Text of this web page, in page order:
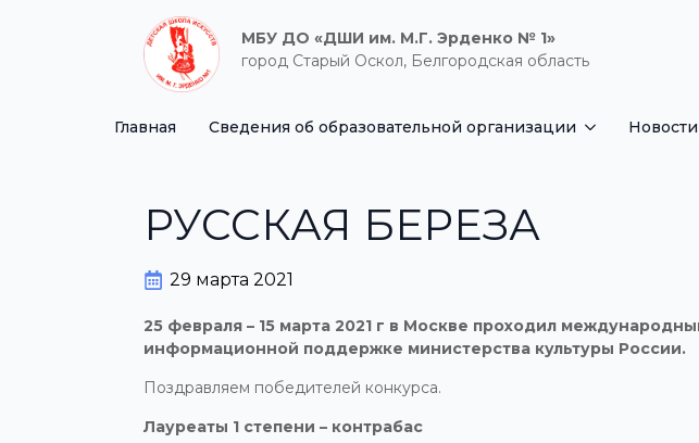
МБУ ДО «ДШИ им. М.Г. Эрденко № 1»
город Старый Оскол, Белгородская область
Главная Сведения об образовательной организации Новости
РУССКАЯ БЕРЕЗА
29 марта 2021
25 февраля – 15 марта 2021 г в Москве проходил
информационной поддержке министерства культуры России.
Поздравляем победителей конкурса.
Лауреаты 1 степени – контрабас